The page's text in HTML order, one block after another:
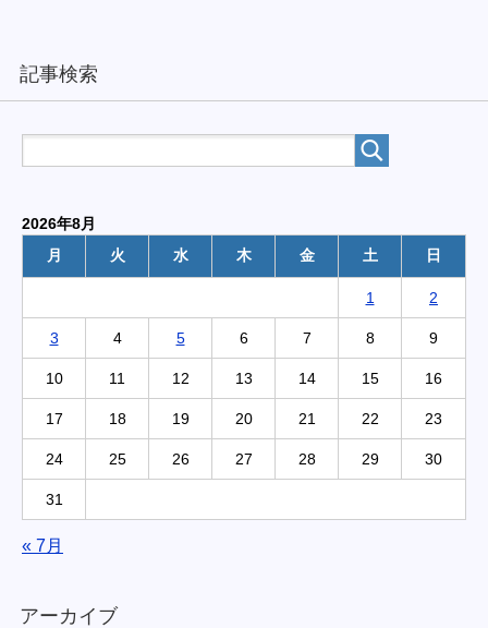
記事検索
2026年8月
月
火 水 木 金 土 日
1 2
3 4 5 6 7 8 9
10 11 12 13 14 15 16
17 18 19 20 21 22 23
24 25 26 27 28 29 30
31
« 7月
アーカイブ